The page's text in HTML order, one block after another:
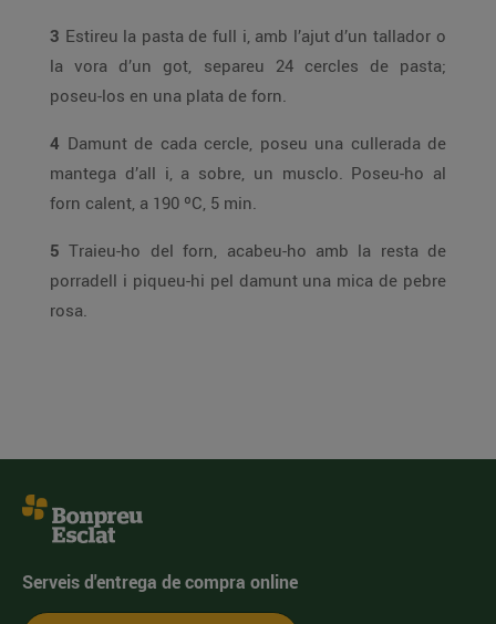
3 Estireu la pasta de full i, amb l’ajut d’un tallador o
la vora d’un got, separeu 24 cercles de pasta;
poseu-los en una plata de forn.
4 Damunt de cada cercle, poseu una cullerada de
mantega d’all i, a sobre, un musclo. Poseu-ho al
forn calent, a 190 ºC, 5 min.
5 Traieu-ho del forn, acabeu-ho amb la resta de
porradell i piqueu-hi pel damunt una mica de pebre
rosa.
Serveis d'entrega de compra online